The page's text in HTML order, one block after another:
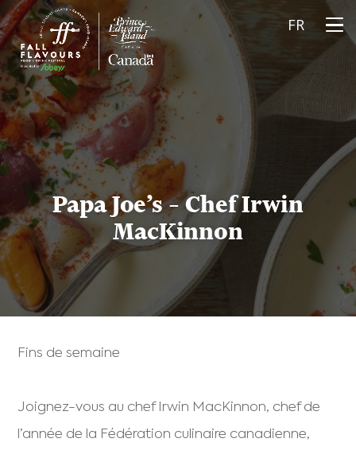
FR
Papa Joe’s – Chef Irwin
MacKinnon
Fins de semaine
Joignez-vous au chef Irwin MacKinnon, chef de
l’année de la Fédération culinaire canadienne,